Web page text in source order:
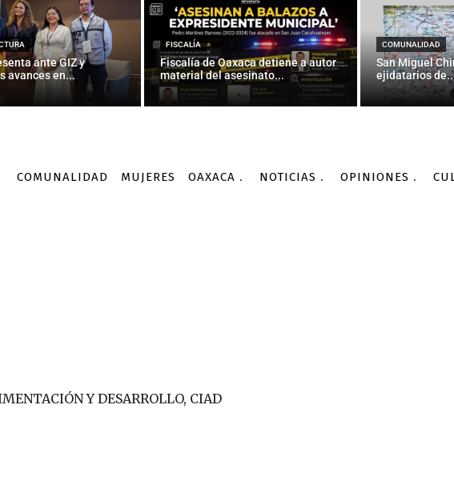
ante GIZ y
avances en...
FISCALÍA
Fiscalía de Oaxaca detiene a autor
material del asesinato...
COMUNALIDAD
San Miguel
ejidatarios
COMUNALIDAD MUJERES OAXACA NOTICIAS OPINIONES
a acercarse al CIAD
Por AGENCIA INFORMATIVA CONACYT - 01/11/2017
Y DESARROLLO, CIAD